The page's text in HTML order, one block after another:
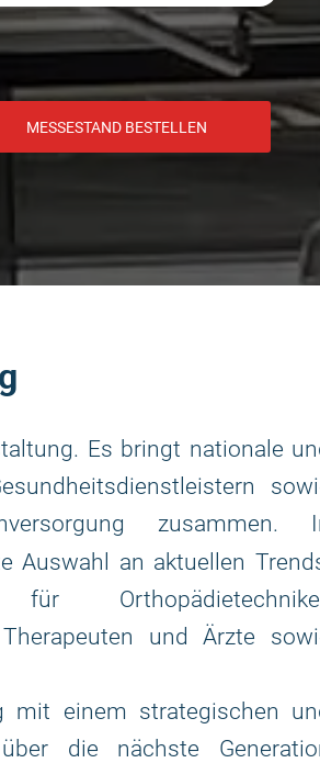
MESSESTAND BESTELLEN
Es bringt nationale
zusammen.
Auswahl an aktuellen
und Ärzte
mit einem strategischen
die nächste